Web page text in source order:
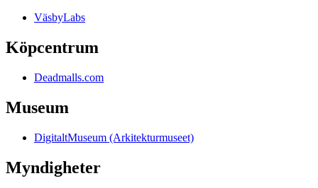
VäsbyLabs
Köpcentrum
Deadmalls.com
Museum
DigitaltMuseum (Arkitekturmuseet)
Myndigheter